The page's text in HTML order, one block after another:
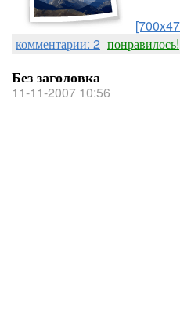
комментарии: 2 понравилось!
Без заголовка
11-11-2007 10:56